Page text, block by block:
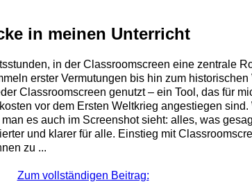
in meinen Unterricht
in der Classroomscreen eine zentrale
erster Vermutungen bis hin zum
Classroomscreen genutzt – ein Tool, das für
vor dem Ersten Weltkrieg angestiegen
es auch im Screenshot sieht: alles, was
und klarer für alle. Einstieg mit
zu ...
Zum vollständigen Beitrag: